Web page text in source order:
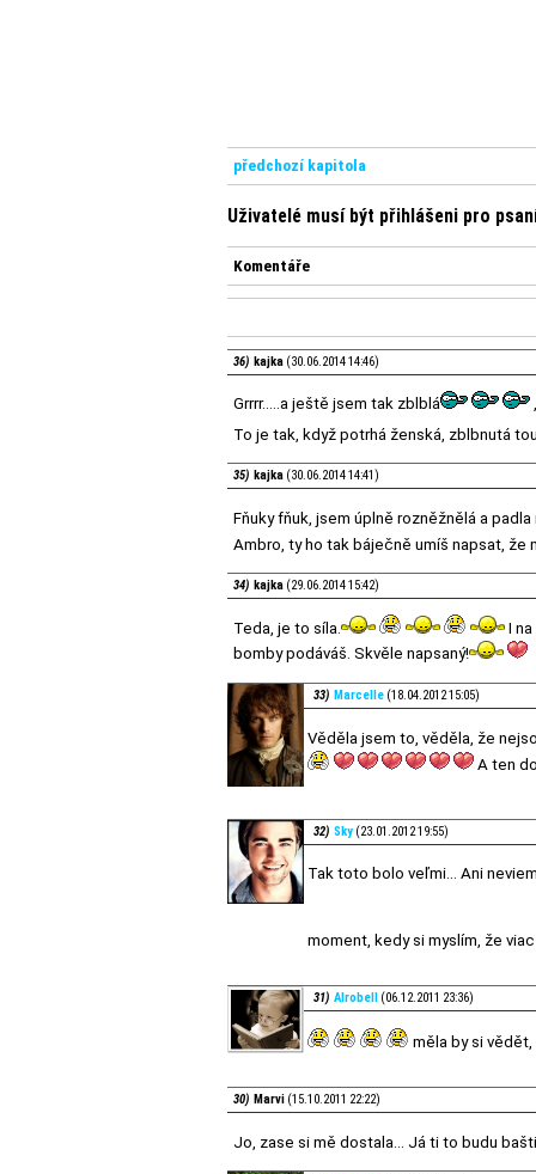
předchozí kapitola
Uživatelé musí být přihlášeni pro
Komentáře
36) kajka (30.06.2014 14:46)
Grrrr.....a ještě jsem tak zblblá
To je tak, když potrhá ženská, zblbnutá
35) kajka (30.06.2014 14:41)
Fňuky fňuk, jsem úplně rozněžnělá a
Ambro, ty ho tak báječně umíš napsat, že
34) kajka (29.06.2014 15:42)
Teda, je to síla.
I
bomby podáváš. Skvěle napsaný!
33) Marcelle (18.04.2012 15:05)
Věděla jsem to, věděla, že
A ten
32) Sky (23.01.2012 19:55)
Tak toto bolo veľmi... Ani
moment, kedy si myslím, že
31) Alrobell (06.12.2011 23:36)
měla by si vědět,
30) Marvi (15.10.2011 22:22)
Jo, zase si mě dostala... Já ti to budu